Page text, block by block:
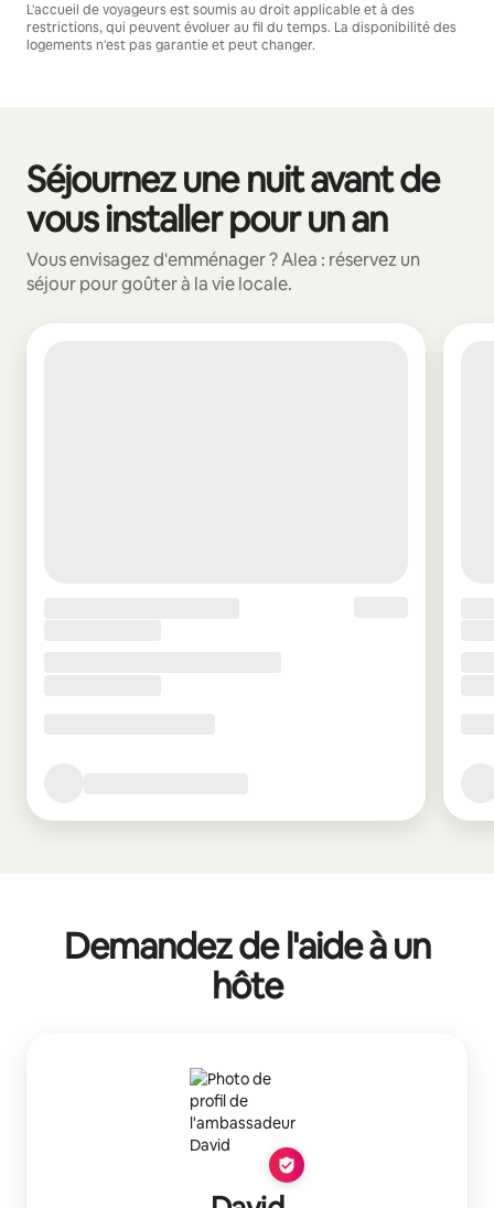
L'accueil de voyageurs est soumis au droit applicable et à des
restrictions, qui peuvent évoluer au fil du temps. La disponibilité des
logements n'est pas garantie et peut changer.
Séjournez une nuit avant de
vous installer pour un an
Vous envisagez d'emménager ? Alea : réservez un
séjour pour goûter à la vie locale.
0 sur 0 élément visible
Demandez de l'aide à un
hôte